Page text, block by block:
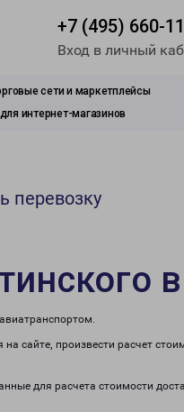
+7 (495) 660-
Вход в личный
сети и маркетплейсы
интернет-магазинов
перевозку
сайте, произвести расчет
для расчета стоимости